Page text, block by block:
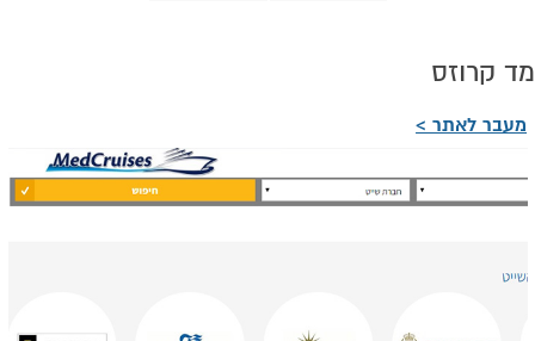
מד קרוזס
מעבר לאתר >